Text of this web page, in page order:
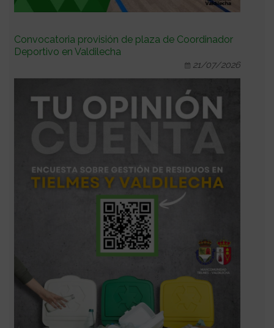
Convocatoria provisión de plaza de Coordinador
Deportivo en Valdilecha
21/07/2026